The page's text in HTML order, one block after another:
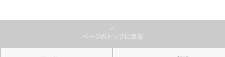
ページのトップに戻る